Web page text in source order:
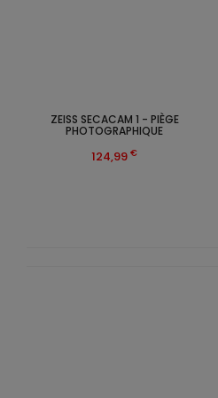
ZEISS SECACAM 1 - PIÈGE
PHOTOGRAPHIQUE
124,99 €